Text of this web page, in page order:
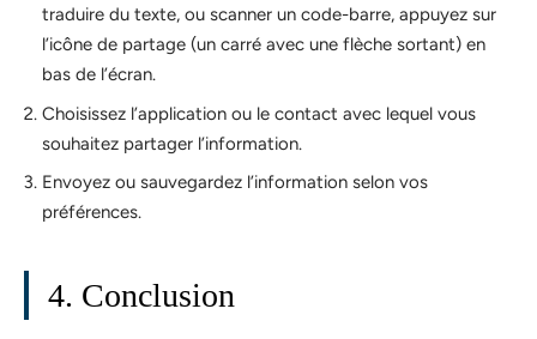
traduire du texte, ou scanner un code-barre, appuyez sur
l’icône de partage (un carré avec une flèche sortant) en
bas de l’écran.
Choisissez l’application ou le contact avec lequel vous
souhaitez partager l’information.
Envoyez ou sauvegardez l’information selon vos
préférences.
4. Conclusion